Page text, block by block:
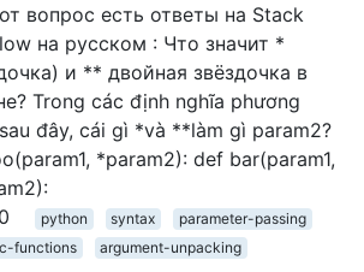
вопрос есть ответы на Stack
на русском : Что значит *
и ** двойная звёздочка в
Trong các định nghĩa phương
đây, cái gì *và **làm gì param2?
*param2): def bar(param1,
python syntax
parameter-passing
functions
argument-unpacking